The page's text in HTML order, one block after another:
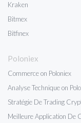
Kraken
Bitmex
Bitfinex
Poloniex
Commerce on Poloniex
Analyse Technique on
Stratégie De Trading
Meilleure Application De